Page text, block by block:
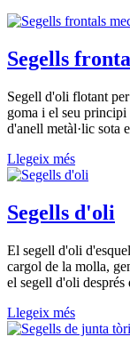
Segells
Segell d'oli flotant
goma i el seu principi
d'anell metàl·lic sota
Llegeix més
Segells d'oli
El segell d'oli
cargol de la molla,
el segell d'oli
Llegeix més